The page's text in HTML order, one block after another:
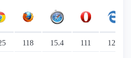
118 15.4 111 125